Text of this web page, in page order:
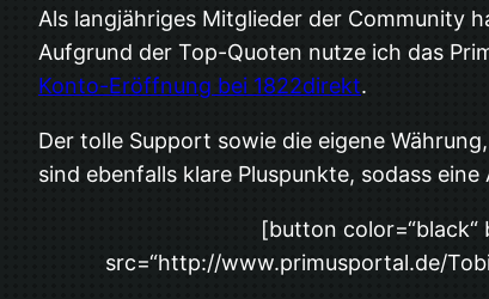
Als langjähriges Mitglieder der Community
Aufgrund der Top-Quoten nutze ich das
Konto-Eröffnung bei 1822direkt.
Der tolle Support sowie die eigene
sind ebenfalls klare Pluspunkte, sodass
[button color=“black“
src=“http://www.primusportal.de/